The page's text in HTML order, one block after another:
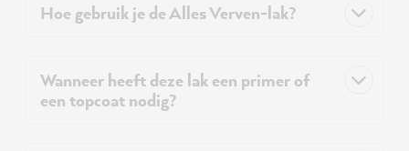
Hoe gebruik je de Alles Verven-lak?
Wanneer heeft deze lak een primer of
een topcoat nodig?